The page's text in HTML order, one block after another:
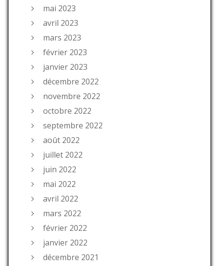
mai 2023
avril 2023
mars 2023
février 2023
janvier 2023
décembre 2022
novembre 2022
octobre 2022
septembre 2022
août 2022
juillet 2022
juin 2022
mai 2022
avril 2022
mars 2022
février 2022
janvier 2022
décembre 2021